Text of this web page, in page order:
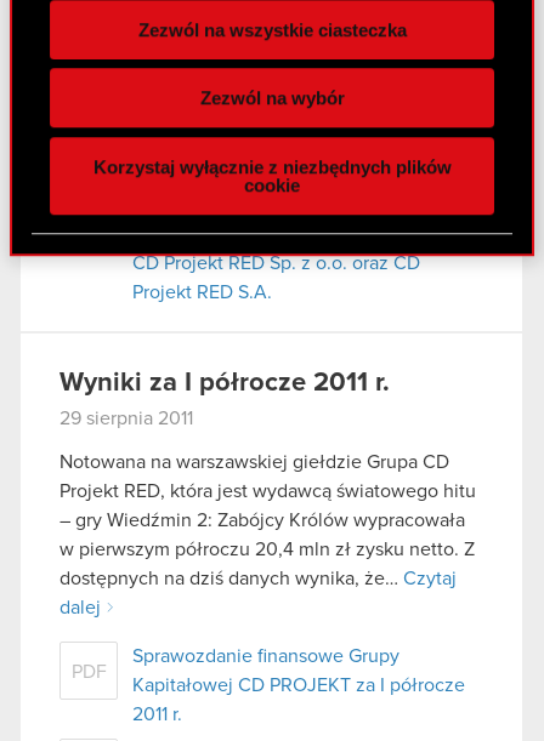
funkcje społecznościowe i analizować ruch w
naszej witrynie. Informacje o tym, jak korzystasz
z naszej witryny, udostępniamy partnerom
społecznościowym, reklamowym i analitycznym.
Partnerzy mogą połączyć te informacje z innymi
danymi otrzymanymi od Ciebie lub uzyskanymi
podczas korzystania z ich usług. Kontynuując
Zezwól na wszystkie ciasteczka
Zezwól na wybór
Korzystaj wyłącznie z niezbędnych plików
cookie
zależnej
Raport bieżący nr 58/2011
31 sierpnia 2011
Udzielenie rekomendacji przez Zarząd
podjęcia uchwały w sprawie połączenia
CD Projekt RED Sp. z o.o. oraz CD
Projekt RED S.A.
Wyniki za I półrocze 2011 r.
29 sierpnia 2011
Notowana na warszawskiej giełdzie Grupa CD
Projekt RED, która jest wydawcą światowego hitu
– gry Wiedźmin 2: Zabójcy Królów wypracowała
w pierwszym półroczu 20,4 mln zł zysku netto. Z
dostępnych na dziś danych wynika, że… Czytaj
dalej
PDF
Sprawozdanie finansowe Grupy
Kapitałowej CD PROJEKT za I półrocze
2011 r.